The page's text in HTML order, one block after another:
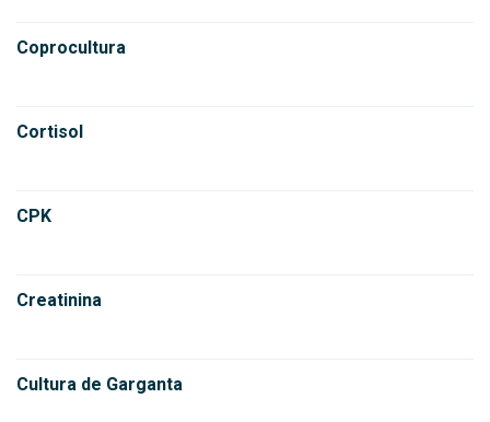
Coprocultura
Cortisol
CPK
Creatinina
Cultura de Garganta